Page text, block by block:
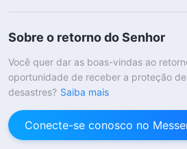
Sobre o retorno do Senhor
Você quer dar as boas-vindas ao
oportunidade de receber a proteção
desastres? Saiba mais
Conecte-se conosco no